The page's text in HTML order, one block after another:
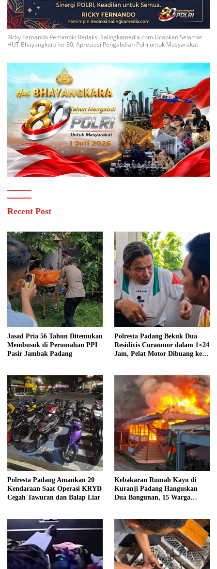
Ricky Fernando Pemimpin Redaksi Salingkamedia.com Ucapkan Selamat
HUT Bhayangkara ke-80, Apresiasi Pengabdian Polri untuk Masyarakat
Recent Post
Jasad Pria 56 Tahun Ditemukan
Membusuk di Perumahan PPI
Pasir Jambak Padang
Polresta Padang Bekuk Dua
Residivis Curanmor dalam 1×24
Jam, Pelat Motor Dibuang ke
Polresta Padang Amankan 20
Kendaraan Saat Operasi KRYD
Cegah Tawuran dan Balap Liar
Kebakaran Rumah Kayu di
Kuranji Padang Hanguskan
Dua Bangunan, 15 Warga